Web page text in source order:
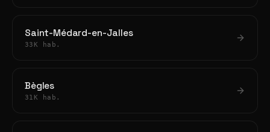
Saint-Médard-en-Jalles
33K hab.
Bègles
31K hab.